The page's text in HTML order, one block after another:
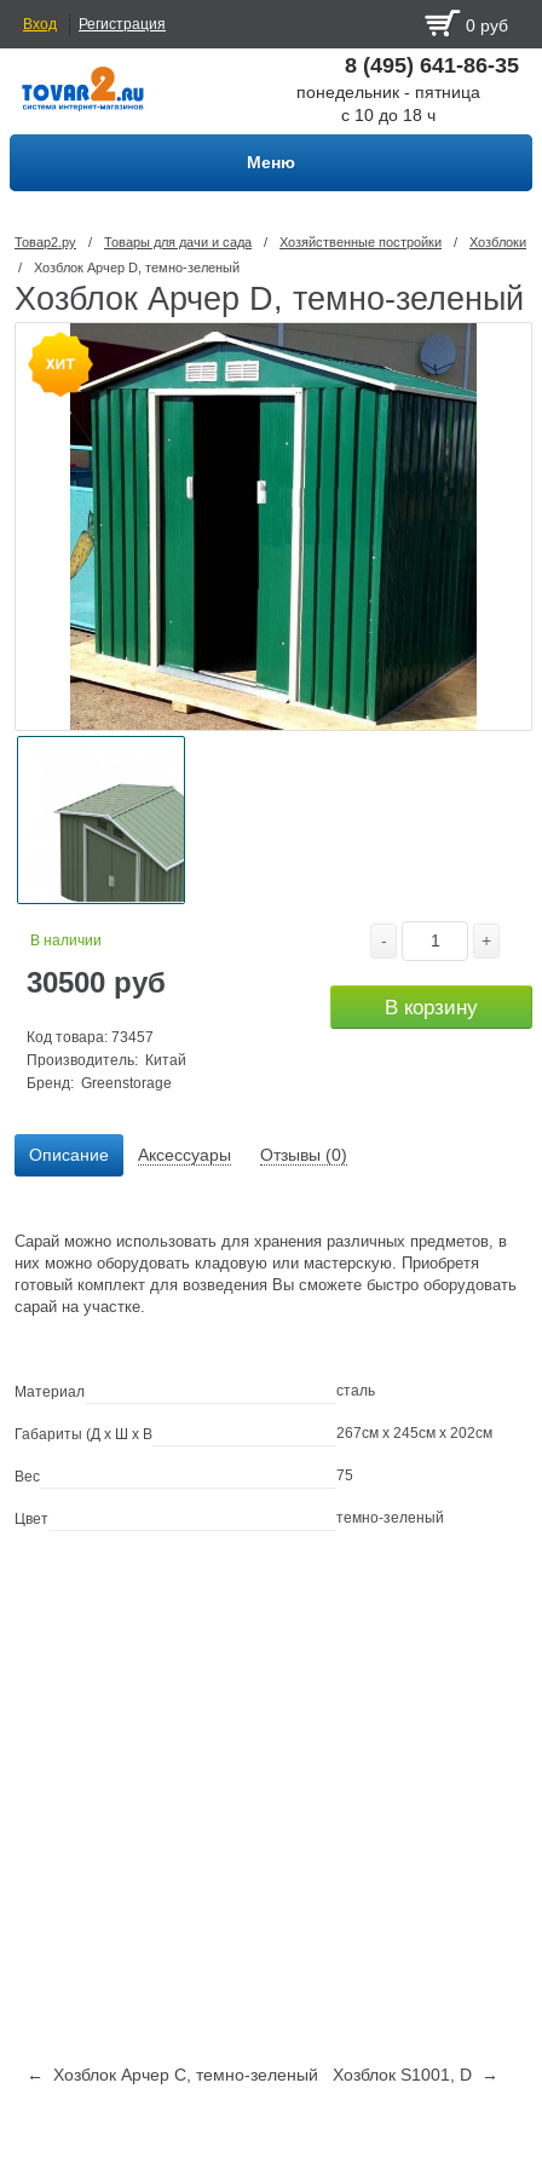
Вход Регистрация 0 руб
8 (495) 641-86-35
понедельник - пятница
с 10 до 18 ч
Меню
Товар2.ру / Товары для дачи и сада / Хозяйственные постройки /
Хозблоки
/
Хозблок Арчер D, темно-зеленый
Хозблок Арчер D, темно-зеленый
В наличии
30500 руб
Код товара: 73457
Производитель: Китай
Бренд: Greenstorage
- +
В корзину
Описание Аксессуары Отзывы (0)
Сарай можно использовать для хранения различных предметов, в
них можно оборудовать кладовую или мастерскую. Приобретя
готовый комплект для возведения Вы сможете быстро оборудовать
сарай на участке.
Материал сталь
Габариты (Д х Ш х В 267см x 245см x 202см
Вес 75
Цвет темно-зеленый
← Хозблок Арчер С, темно-зеленый Хозблок S1001, D →